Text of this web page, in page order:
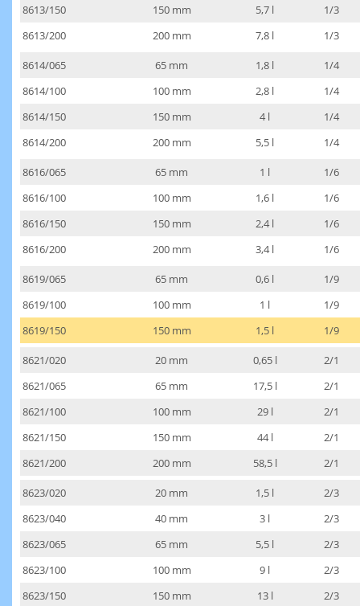
8613/150 150 mm 5,7 l
1/3
8613/200
200 mm 7,8 l 1/3
8614/065 65 mm 1,8 l
1/4
8614/100
100 mm 2,8 l
1/4
8614/150
150 mm 4 l
1/4
8614/200
200 mm 5,5 l 1/4
8616/065 65 mm 1 l
1/6
8616/100
100 mm 1,6 l
1/6
8616/150
150 mm 2,4 l
1/6
8616/200
200 mm 3,4 l 1/6
8619/065 65 mm 0,6 l
1/9
8619/100
100 mm 1 l
1/9
8619/150
150 mm 1,5 l 1/9
8621/020 20 mm 0,65 l
2/1
8621/065
65 mm 17,5 l
2/1
8621/100
100 mm 29 l
2/1
8621/150
150 mm 44 l
2/1
8621/200
200 mm 58,5 l 2/1
8623/020 20 mm 1,5 l
2/3
8623/040
40 mm 3 l
2/3
8623/065
65 mm 5,5 l
2/3
8623/100
100 mm 9 l
2/3
8623/150
150 mm 13 l 2/3